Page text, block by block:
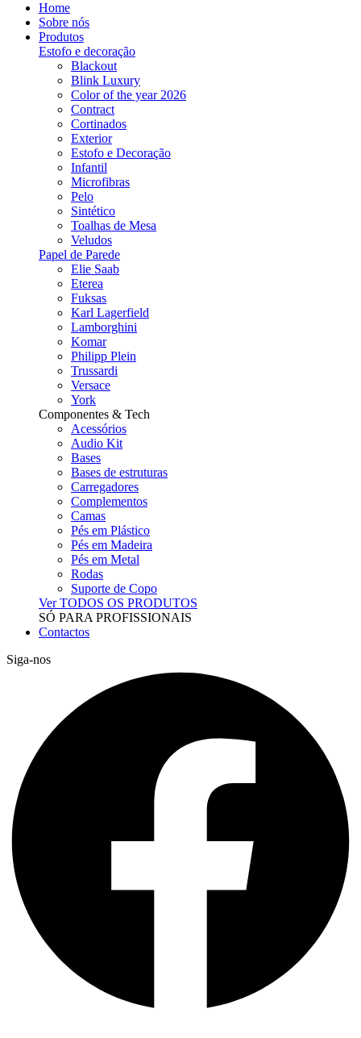
Home
Sobre nós
Produtos
Estofo e decoração
Blackout
Blink Luxury
Color of the year 2026
Contract
Cortinados
Exterior
Estofo e Decoração
Infantil
Microfibras
Pelo
Sintético
Toalhas de Mesa
Veludos
Papel de Parede
Elie Saab
Eterea
Fuksas
Karl Lagerfield
Lamborghini
Komar
Philipp Plein
Trussardi
Versace
York
Componentes & Tech
Acessórios
Audio Kit
Bases
Bases de estruturas
Carregadores
Complementos
Camas
Pés em Plástico
Pés em Madeira
Pés em Metal
Rodas
Suporte de Copo
Ver TODOS OS PRODUTOS
SÓ PARA PROFISSIONAIS
Contactos
Siga-nos